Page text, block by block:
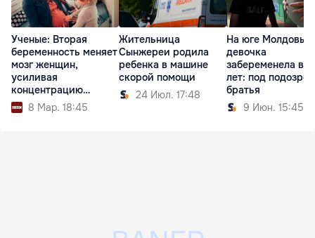
Ученые: Вторая
беременность меняет
мозг женщин,
усиливая
концентрацию
внимания
8 Мар. 18:45
Жительница
Сынжереи родила
ребенка в машине
скорой помощи
24 Июл. 17:48
На юге Молдовы
девочка
забеременела в 12
лет: под
братья
9 Июн. 15:45